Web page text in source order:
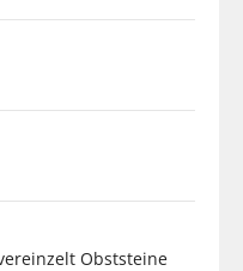
Obststeine